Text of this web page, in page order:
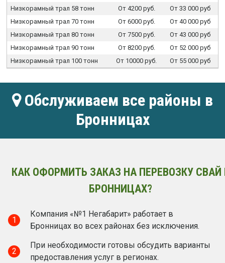
Низкорамный трал 58 тонн
От 4200 руб.
От 33 000 руб
Низкорамный трал 70 тонн
От 6000 руб.
От 40 000 руб
Низкорамный трал 80 тонн
От 7500 руб.
От 43 000 руб
Низкорамный трал 90 тонн
От 8200 руб.
От 52 000 руб
Низкорамный трал 100 тонн
От 10000 руб. От 55 000 руб
Обслуживаем все районы в
Бронницах
КАК ОФОРМИТЬ ЗАКАЗ НА ПЕРЕВОЗКУ СВАЙ
БРОННИЦАХ?
1
Компания «№1 Негабарит» работает в
Бронницах во всех районах без исключения.
2
При необходимости готовы обсудить варианты
предоставления услуг в регионах.